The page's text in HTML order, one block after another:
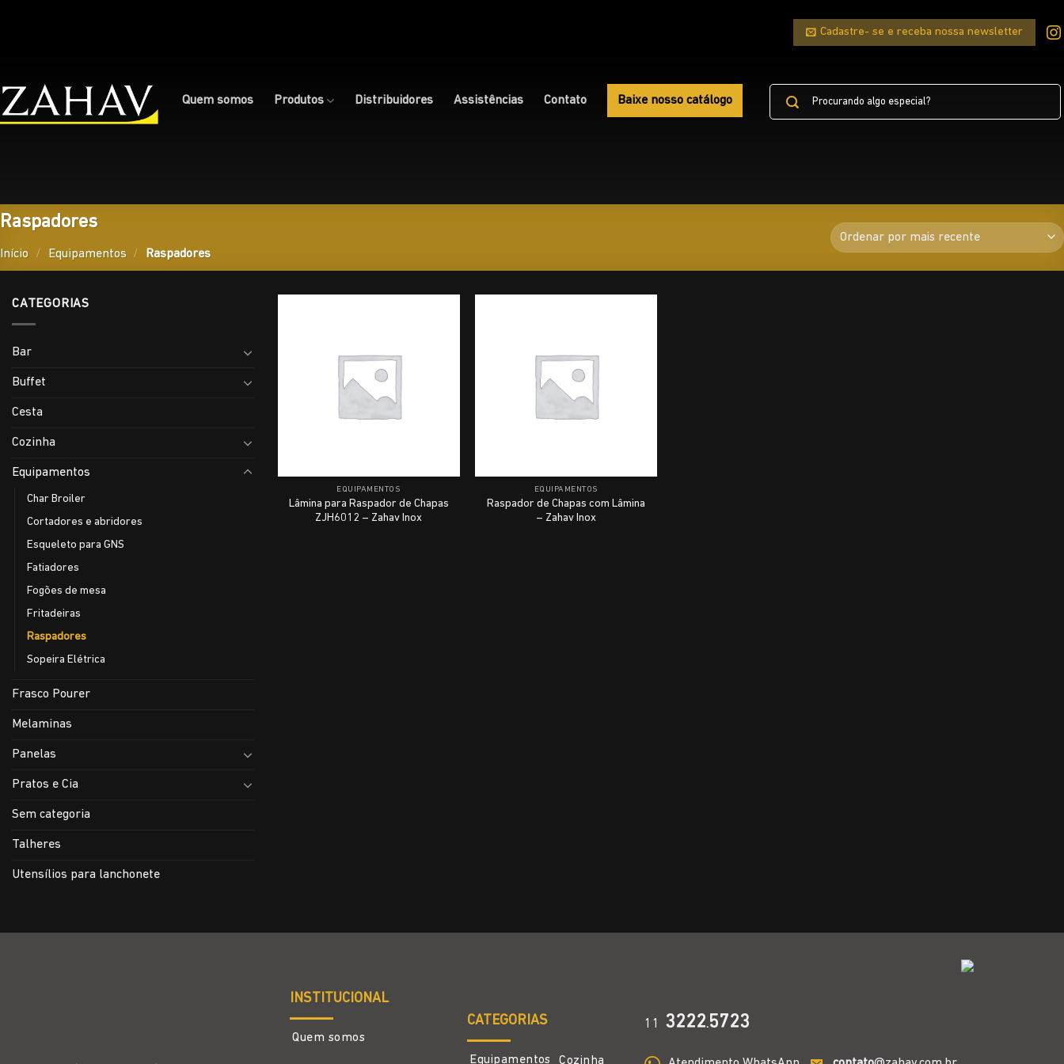
Cadastre- se e receba nossa newsletter
Quem somos Produtos Distribuidores Assistências Contato Baixe nosso catálogo
Pesquisar
Raspadores
Início / Equipamentos / Raspadores
CATEGORIAS
Bar
Buffet
Cesta
Cozinha
Equipamentos
Char Broiler
Cortadores e abridores
Esqueleto para GNS
Fatiadores
Fogões de mesa
Fritadeiras
Raspadores
Sopeira Elétrica
Frasco Pourer
Melaminas
Panelas
Pratos e Cia
Sem categoria
Talheres
Utensílios para lanchonete
EQUIPAMENTOS
Lâmina para Raspador de Chapas
ZJH6012 – Zahav Inox
EQUIPAMENTOS
Raspador de Chapas com Lâmina
– Zahav Inox
INSTITUCIONAL
Quem somos
CATEGORIAS
Equipamentos Cozinha
11 3222.5723